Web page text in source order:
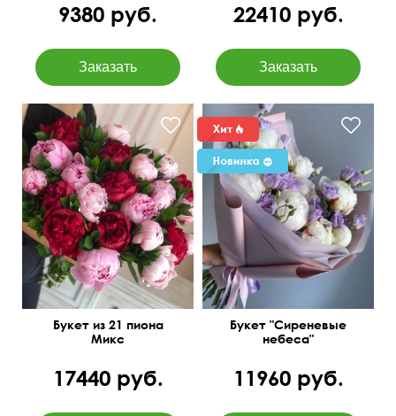
9380 руб. 22410 руб.
С добавлением рускуса,
упаковка
Букет из 21 пиона
Микс
17440 руб.
Белые пионы и сиреневые
лизиантусы
Букет "Сиреневые
небеса"
11960 руб.